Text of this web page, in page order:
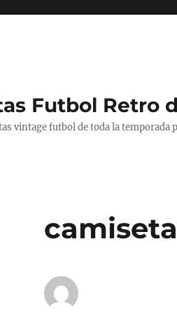
Futbol Retro
vintage futbol de toda la temporada